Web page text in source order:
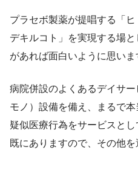
プラセボ製薬が提唱する「
デキルコト」を実現する場
があれば面白いように思いま
病院併設のよくあるデイサ
モノ）設備を備え、まるで
疑似医療行為をサービスと
既にありますので、その他